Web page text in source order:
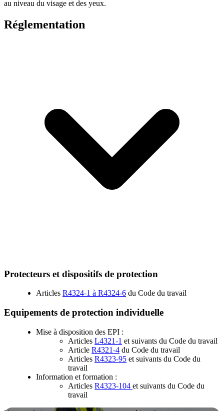
au niveau du visage et des yeux.
Réglementation
Protecteurs et dispositifs de protection
Articles R4324-1 à R4324-6 du Code du travail
Equipements de protection individuelle
Mise à disposition des EPI :
Articles L4321-1 et suivants du Code du travail
Article R4321-4 du Code du travail
Articles R4323-95 et suivants du Code du
travail
Information et formation :
Articles R4323-104 et suivants du Code du
travail